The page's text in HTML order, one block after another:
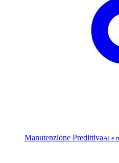
Manutenzione PredittivaAI e